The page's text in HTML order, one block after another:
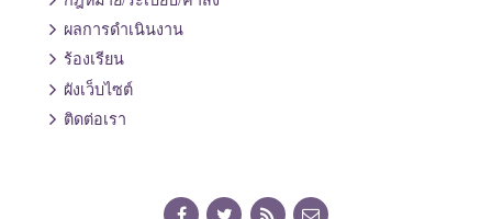
ผลการดำเนินงาน
ร้องเรียน
ผังเว็บไซต์
ติดต่อเรา